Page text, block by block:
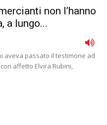
non l’hanno
a lungo...
aveva passato il testimone ad
affetto Elvira Rubini,